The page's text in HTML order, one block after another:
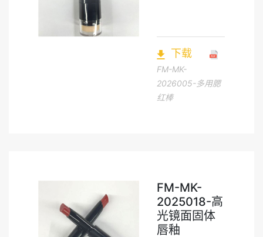
下载
FM-MK-
2026005-多用腮
红棒
FM-MK-
2025018-高
光镜面固体
唇釉